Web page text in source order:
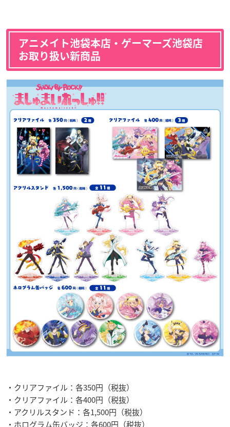
アニメイト池袋本店・ゲーマーズ池袋店
お取り扱い新商品
・クリアファイル：各350円（税抜）
・クリアファイル：各400円（税抜）
・アクリルスタンド：各1,500円（税抜）
・ホログラム缶バッジ：各600円（税抜）